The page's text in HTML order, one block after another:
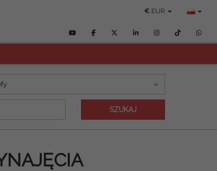
€ EUR
SZUKAJ